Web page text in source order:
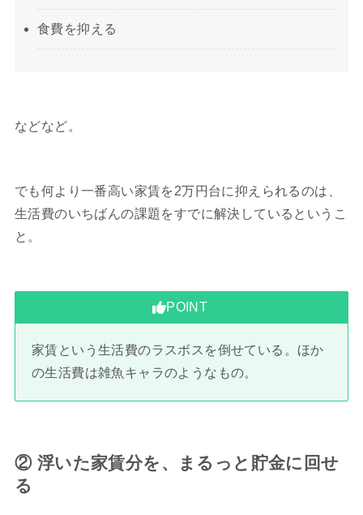
食費を抑える
などなど。
でも何より一番高い家賃を2万円台に抑えられるのは、
生活費のいちばんの課題をすでに解決しているというこ
と。
POINT
家賃という生活費のラスボスを倒せている。ほか
の生活費は雑魚キャラのようなもの。
② 浮いた家賃分を、まるっと貯金に回せ
る